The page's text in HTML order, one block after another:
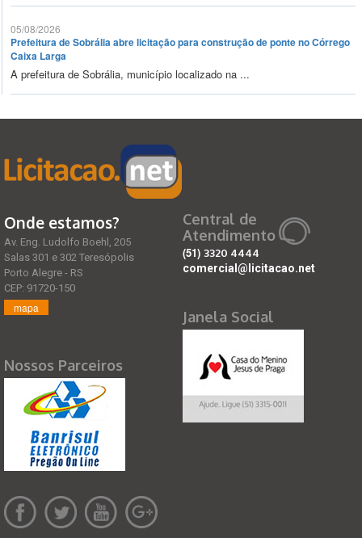
05/08/2026
Prefeitura de Sobrália abre licitação para construção de ponte no Córrego
Caixa Larga
A prefeitura de Sobrália, município localizado na ...
Onde estamos?
Av. Eng. Ludolfo Boehl, 205
Salas 301 e 302 Teresópolis
Porto Alegre - RS
CEP: 91720-150
mapa
Nossos Parceiros
Central de
Atendimento
(51) 3320 4444
comercial@licitacao.net
Janela Social